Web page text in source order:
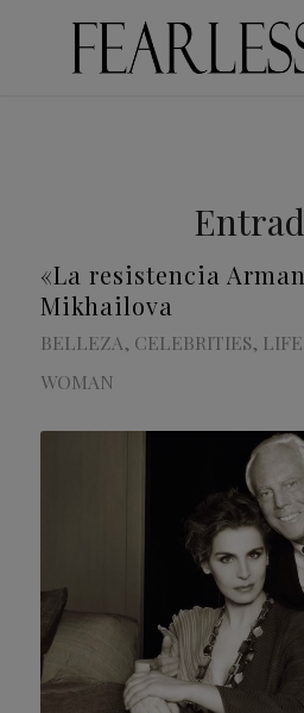
«La resistencia
Mikhailova
BELLEZA, CELEBRITIES,
WOMAN